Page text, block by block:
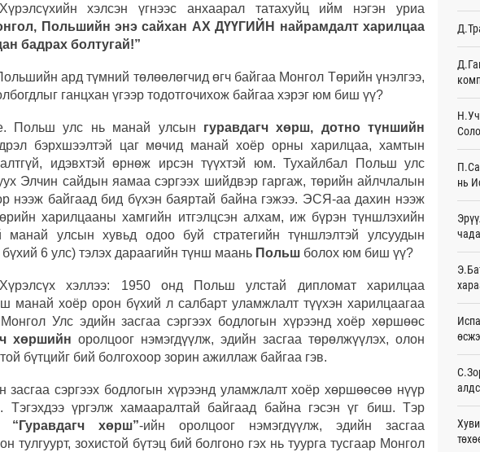
хэлсэн үгнээс анхаарал татахуйц ийм нэгэн уриа
Польшийн энэ сайхан АХ ДҮҮГИЙН найрамдалт харилцаа
бадрах болтугай!”
ард түмний төлөөлөгчид өгч байгаа Монгол Төрийн үнэлгээ,
ганцхан үгээр тодотгочихож байгаа хэрэг юм биш үү?
Польш улс нь манай улсын гуравдагч хөрш, дотно түншийн
бэрхшээлтэй цаг мөчид манай хоёр орны харилцаа, хамтын
идэвхтэй өрнөж ирсэн түүхтэй юм. Тухайлбал Польш улс
Элчин сайдын яамаа сэргээх шийдвэр гаргаж, төрийн айлчлалын
нээж байгаад бид бүхэн баяртай байна гэжээ. ЭСЯ-аа дахин нээж
харилцааны хамгийн итгэлцсэн алхам, иж бүрэн түншлэхийн
манай улсын хувьд одоо буй стратегийн түншлэлтэй улсуудын
6 улс) тэлэх дараагийн түнш маань Польш болох юм биш үү?
хэллээ: 1950 онд Польш улстай дипломат харилцаа
манай хоёр орон бүхий л салбарт уламжлалт түүхэн харилцаагаа
Улс эдийн засгаа сэргээх бодлогын хүрээнд хоёр хөршөөс
хөршийн оролцоог нэмэгдүүлж, эдийн засгаа төрөлжүүлэх, олон
бүтцийг бий болгохоор зорин ажиллаж байгаа гэв.
засгаа сэргээх бодлогын хүрээнд уламжлалт хоёр хөршөөсөө нүүр
Тэгэхдээ үргэлж хамааралтай байгаад байна гэсэн үг биш. Тэр
“Гуравдагч хөрш”-ийн оролцоог нэмэгдүүлж, эдийн засгаа
тулгуурт, зохистой бүтэц бий болгоно гэх нь туурга тусгаар Монгол
нь